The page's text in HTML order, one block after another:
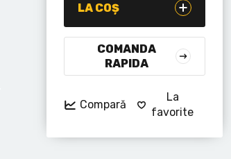
LA COȘ
COMANDA
RAPIDA
Compară
La
favorite